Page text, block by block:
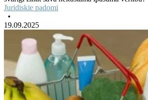
Juridiskie padomi
•
19.09.2025